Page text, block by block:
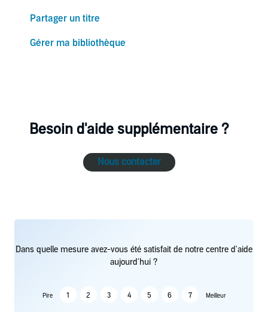
Partager un titre
Gérer ma bibliothèque
Besoin d'aide supplémentaire ?
Nous contacter
Dans quelle mesure avez-vous été satisfait de notre centre d'aide
aujourd'hui ?
Pire 1 2 3 4 5 6 7 Meilleur